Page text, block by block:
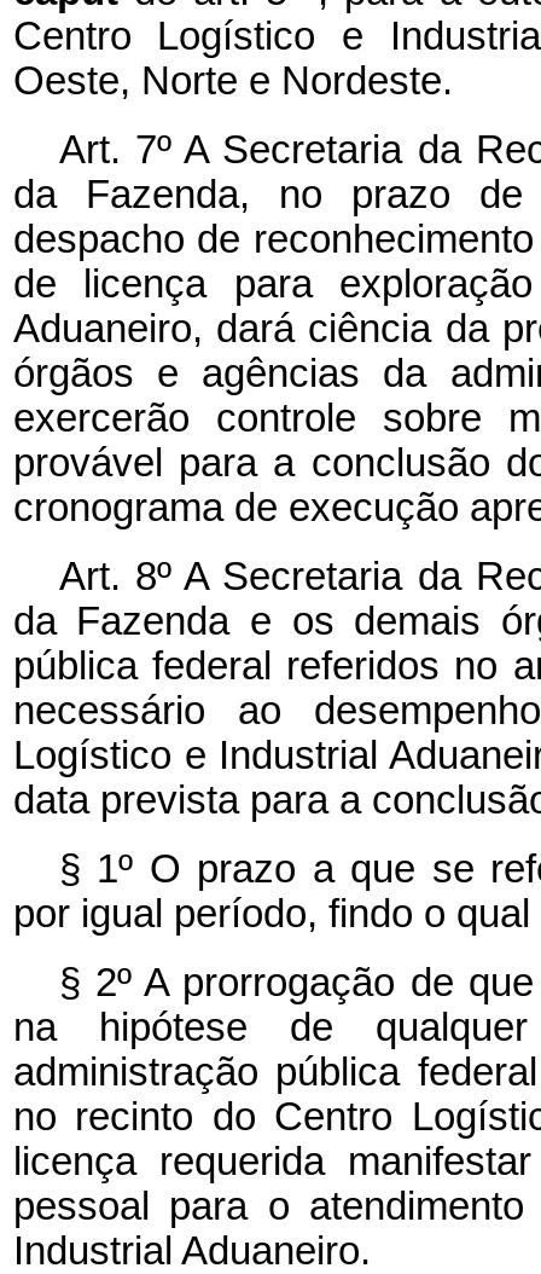
Centro Logístico e
Oeste, Norte e Nordeste.
Art. 7º A Secretaria da
da Fazenda, no prazo
despacho de
de licença para
Aduaneiro, dará ciência da
órgãos e agências da
exercerão controle sobre
provável para a conclusão
cronograma de execução
Art. 8º A Secretaria da
da Fazenda e os demais
pública federal referidos no
necessário ao
Logístico e Industrial
data prevista para a
§ 1º O prazo a que se
por igual período, findo o
§ 2º A prorrogação de
na hipótese de
administração pública
no recinto do Centro
licença requerida
pessoal para o
Industrial Aduaneiro.